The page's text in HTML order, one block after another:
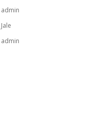
admin
Jale
admin